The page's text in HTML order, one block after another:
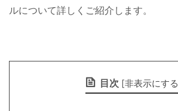
ルについて詳しくご紹介します。
目次 [非表示にする